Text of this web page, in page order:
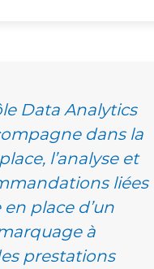
Data Analytics
dans la
l’analyse et
liées
en place d’un
à
prestations